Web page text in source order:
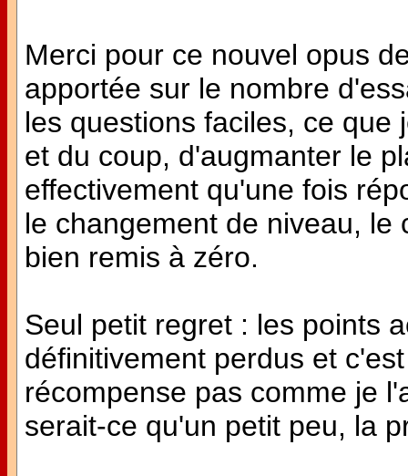
Merci pour ce nouvel opus
apportée sur le nombre
les questions faciles, ce que
et du coup, d'augmanter le
effectivement qu'une fois
le changement de niveau, le
bien remis à zéro.
Seul petit regret : les points
définitivement perdus et
récompense pas comme je
serait-ce qu'un petit peu, la